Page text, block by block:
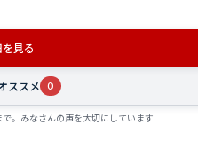
見る
ススメ 0
。みなさんの声を大切にしています